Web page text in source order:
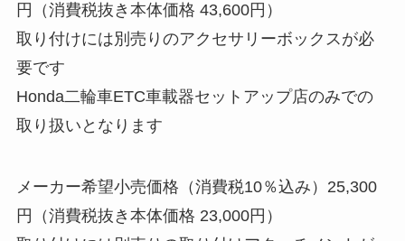
円（消費税抜き本体価格 43,600円）
取り付けには別売りのアクセサリーボックスが必
要です
Honda二輪車ETC車載器セットアップ店のみでの
取り扱いとなります
メーカー希望小売価格（消費税10％込み）25,300
円（消費税抜き本体価格 23,000円）